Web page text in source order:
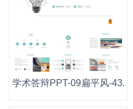
学术答辩PPT-09扁平风-